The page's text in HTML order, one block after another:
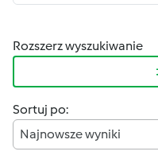
Rozszerz wyszukiwanie
Sortuj po:
Najnowsze wyniki